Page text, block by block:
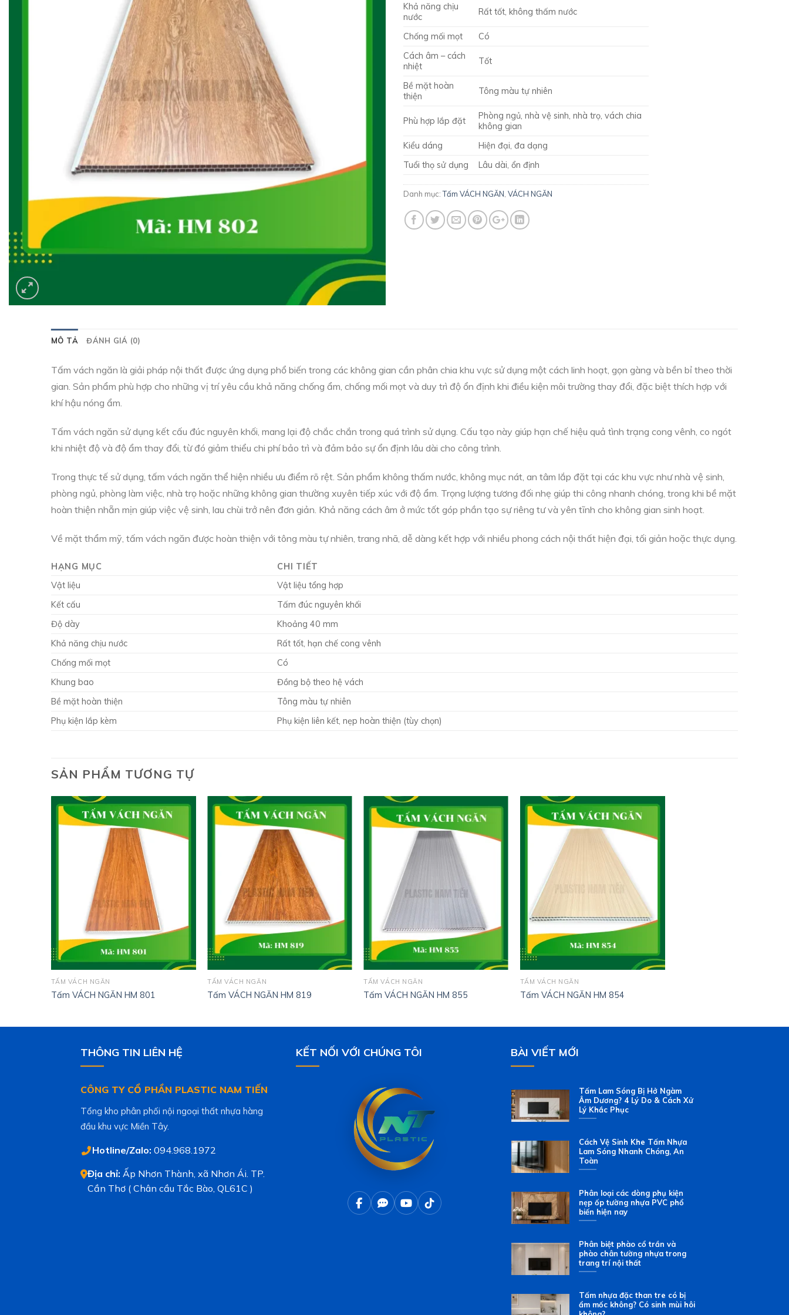
Khả năng chịu
nước
Rất tốt, không thấm nước
Chống mối mọt
Có
Cách âm – cách
nhiệt
Tốt
Bề mặt hoàn
thiện
Tông màu tự nhiên
Phù hợp lắp đặt
Phòng ngủ, nhà vệ sinh, nhà trọ, vách chia
không gian
Kiểu dáng
Hiện đại, đa dạng
Tuổi thọ sử dụng
Lâu dài, ổn định
Danh mục:Tấm VÁCH NGĂN VÁCH NGĂN
MÔ TẢ ĐÁNH GIÁ (0)
Tấm vách ngăn là giải pháp nội thất được ứng dụng phổ biến trong các không gian cần phân chia khu vực sử dụng một cách linh hoạt, gọn gàng và bền bỉ theo thời
gian. Sản phẩm phù hợp cho những vị trí yêu cầu khả năng chống ẩm, chống mối mọt và duy trì độ ổn định khi điều kiện môi trường thay đổi, đặc biệt thích hợp với
khí hậu nóng ẩm.
Tấm vách ngăn sử dụng kết cấu đúc nguyên khối, mang lại độ chắc chắn trong quá trình sử dụng. Cấu tạo này giúp hạn chế hiệu quả tình trạng cong vênh, co ngót
khi nhiệt độ và độ ẩm thay đổi, từ đó giảm thiểu chi phí bảo trì và đảm bảo sự ổn định lâu dài cho công trình.
Trong thực tế sử dụng, tấm vách ngăn thể hiện nhiều ưu điểm rõ rệt. Sản phẩm không thấm nước, không mục nát, an tâm lắp đặt tại các khu vực như nhà vệ sinh,
phòng ngủ, phòng làm việc, nhà trọ hoặc những không gian thường xuyên tiếp xúc với độ ẩm. Trọng lượng tương đối nhẹ giúp thi công nhanh chóng, trong khi bề mặt
hoàn thiện nhẵn mịn giúp việc vệ sinh, lau chùi trở nên đơn giản. Khả năng cách âm ở mức tốt góp phần tạo sự riêng tư và yên tĩnh cho không gian sinh hoạt.
Về mặt thẩm mỹ, tấm vách ngăn được hoàn thiện với tông màu tự nhiên, trang nhã, dễ dàng kết hợp với nhiều phong cách nội thất hiện đại, tối giản hoặc thực dụng.
HẠNG MỤC
CHI TIẾT
Vật liệu
Vật liệu tổng hợp
Kết cấu
Tấm đúc nguyên khối
Độ dày
Khoảng 40 mm
Khả năng chịu nước
Rất tốt, hạn chế cong vênh
Chống mối mọt
Có
Khung bao
Đồng bộ theo hệ vách
Bề mặt hoàn thiện
Tông màu tự nhiên
Phụ kiện lắp kèm
Phụ kiện liên kết, nẹp hoàn thiện (tùy chọn)
SẢN PHẨM TƯƠNG TỰ
TẤM VÁCH NGĂN
Tấm VÁCH NGĂN HM 801
TẤM VÁCH NGĂN
Tấm VÁCH NGĂN HM 819
TẤM VÁCH NGĂN
Tấm VÁCH NGĂN HM 855
TẤM VÁCH NGĂN
Tấm VÁCH NGĂN HM 854
THÔNG TIN LIÊN HỆ
CÔNG TY CỔ PHẦN PLASTIC NAM TIẾN
Tổng kho phân phối nội ngoại thất nhựa hàng
đầu khu vực Miền Tây.
Hotline/Zalo: 094.968.1972
Địa chỉ: Ấp Nhơn Thành, xã Nhơn Ái. TP.
Cần Thơ ( Chân cầu Tắc Bào, QL61C )
KẾT NỐI VỚI CHÚNG TÔI BÀI VIẾT MỚI
Tấm Lam Sóng Bị Hở Ngàm
Âm Dương? 4 Lý Do & Cách Xử
Lý Khắc Phục
Cách Vệ Sinh Khe Tấm Nhựa
Lam Sóng Nhanh Chóng, An
Toàn
Phân loại các dòng phụ kiện
nẹp ốp tường nhựa PVC phổ
biến hiện nay
Phân biệt phào cổ trần và
phào chân tường nhựa trong
trang trí nội thất
Tấm nhựa đặc than tre có bị
ẩm mốc không? Có sinh mùi hôi